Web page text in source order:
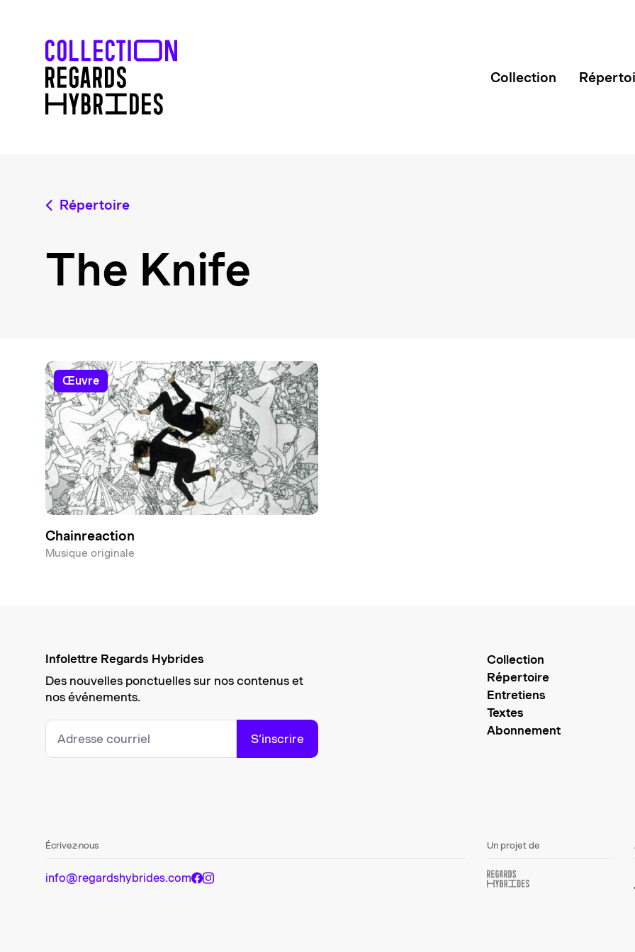
Collection
Répertoire
The Knife
œuvre
Chainreaction
Musique originale
Infolettre Regards Hybrides
Des nouvelles ponctuelles sur nos contenus et
nos événements.
S’inscrire
Collection
Répertoire
Entretiens
Textes
Abonnement
Écrivez-nous
info@regardshybrides.com
Un projet de